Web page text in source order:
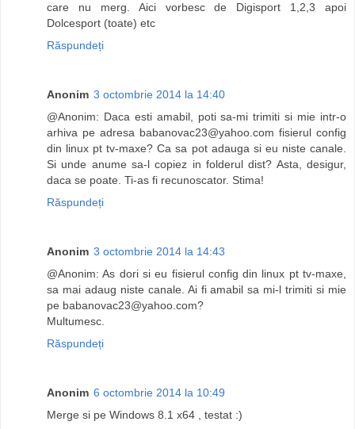
care nu merg. Aici vorbesc de Digisport 1,2,3 apoi
Dolcesport (toate) etc
Răspundeți
Anonim 3 octombrie 2014 la 14:40
@Anonim: Daca esti amabil, poti sa-mi trimiti si mie intr-o
arhiva pe adresa babanovac23@yahoo.com fisierul config
din linux pt tv-maxe? Ca sa pot adauga si eu niste canale.
Si unde anume sa-l copiez in folderul dist? Asta, desigur,
daca se poate. Ti-as fi recunoscator. Stima!
Răspundeți
Anonim 3 octombrie 2014 la 14:43
@Anonim: As dori si eu fisierul config din linux pt tv-maxe,
sa mai adaug niste canale. Ai fi amabil sa mi-l trimiti si mie
pe babanovac23@yahoo.com?
Multumesc.
Răspundeți
Anonim 6 octombrie 2014 la 10:49
Merge si pe Windows 8.1 x64 , testat :)